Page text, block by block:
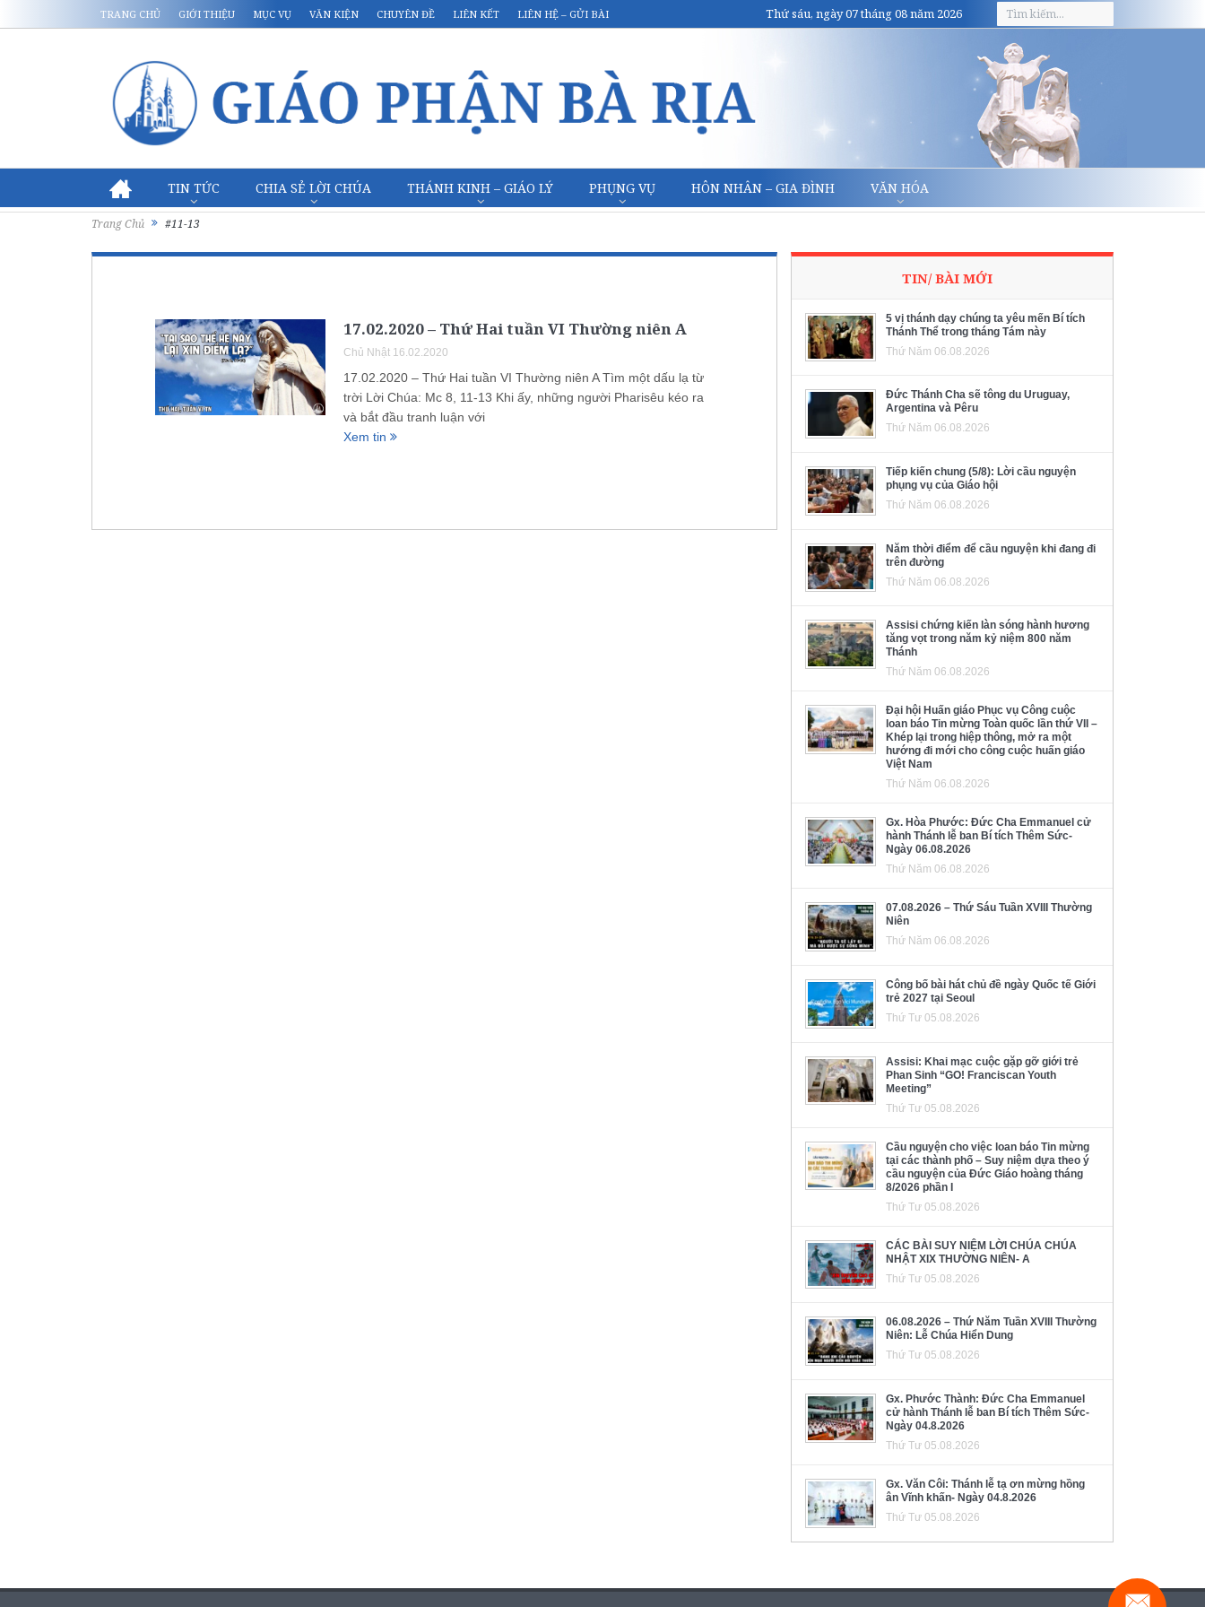
TRANG CHỦ GIỚI THIỆU MỤC VỤ VĂN KIỆN CHUYÊN ĐỀ LIÊN KẾT LIÊN HỆ – GỬI BÀI Thứ sáu, ngày 07 tháng 08 năm 2026
TIN TỨC CHIA SẺ LỜI CHÚA THÁNH KINH – GIÁO LÝ PHỤNG VỤ HÔN NHÂN – GIA ĐÌNH VĂN HÓA
Trang Chủ #11-13
17.02.2020 – Thứ Hai tuần VI Thường niên A
Chủ Nhật 16.02.2020
17.02.2020 – Thứ Hai tuần VI Thường niên A Tìm một dấu lạ từ
trời Lời Chúa: Mc 8, 11-13 Khi ấy, những người Pharisêu kéo ra
và bắt đầu tranh luận với
Xem tin
TIN/ BÀI MỚI
5 vị thánh dạy chúng ta yêu mến Bí tích
Thánh Thể trong tháng Tám này
Thứ Năm 06.08.2026
Đức Thánh Cha sẽ tông du Uruguay,
Argentina và Pêru
Thứ Năm 06.08.2026
Tiếp kiến chung (5/8): Lời cầu nguyện
phụng vụ của Giáo hội
Thứ Năm 06.08.2026
Năm thời điểm để cầu nguyện khi đang đi
trên đường
Thứ Năm 06.08.2026
Assisi chứng kiến làn sóng hành hương
tăng vọt trong năm kỷ niệm 800 năm
Thánh
Thứ Năm 06.08.2026
Đại hội Huấn giáo Phục vụ Công cuộc
loan báo Tin mừng Toàn quốc lần thứ VII –
Khép lại trong hiệp thông, mở ra một
hướng đi mới cho công cuộc huấn giáo
Việt Nam
Thứ Năm 06.08.2026
Gx. Hòa Phước: Đức Cha Emmanuel cử
hành Thánh lễ ban Bí tích Thêm Sức-
Ngày 06.08.2026
Thứ Năm 06.08.2026
07.08.2026 – Thứ Sáu Tuần XVIII Thường
Niên
Thứ Năm 06.08.2026
Công bố bài hát chủ đề ngày Quốc tế Giới
trẻ 2027 tại Seoul
Thứ Tư 05.08.2026
Assisi: Khai mạc cuộc gặp gỡ giới trẻ
Phan Sinh “GO! Franciscan Youth
Meeting”
Thứ Tư 05.08.2026
Cầu nguyện cho việc loan báo Tin mừng
tại các thành phố – Suy niệm dựa theo ý
cầu nguyện của Đức Giáo hoàng tháng
8/2026 phần I
Thứ Tư 05.08.2026
CÁC BÀI SUY NIỆM LỜI CHÚA CHÚA
NHẬT XIX THƯỜNG NIÊN- A
Thứ Tư 05.08.2026
06.08.2026 – Thứ Năm Tuần XVIII Thường
Niên: Lễ Chúa Hiển Dung
Thứ Tư 05.08.2026
Gx. Phước Thành: Đức Cha Emmanuel
cử hành Thánh lễ ban Bí tích Thêm Sức-
Ngày 04.8.2026
Thứ Tư 05.08.2026
Gx. Văn Côi: Thánh lễ tạ ơn mừng hồng
ân Vĩnh khấn- Ngày 04.8.2026
Thứ Tư 05.08.2026